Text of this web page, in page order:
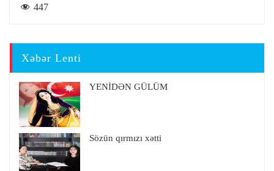
447
Xəbər Lenti
YENİDƏN GÜLÜM
Sözün qırmızı xətti